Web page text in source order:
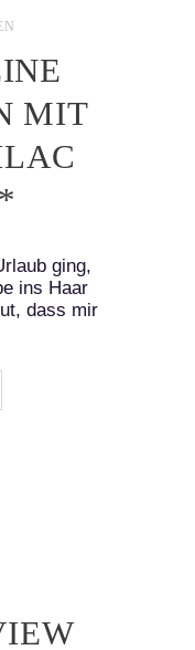
MIT
ging,
ins Haar
dass mir